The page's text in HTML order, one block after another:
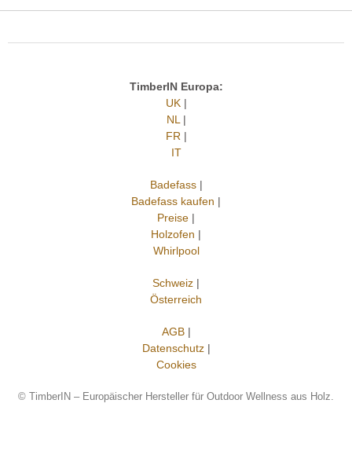
TimberIN Europa:
UK|
NL |
FR |
IT
Badefass|
Badefass kaufen |
Preise |
Holzofen |
Whirlpool
Schweiz |
Österreich
AGB|
Datenschutz|
Cookies
© TimberIN – Europäischer Hersteller für Outdoor Wellness aus Holz.